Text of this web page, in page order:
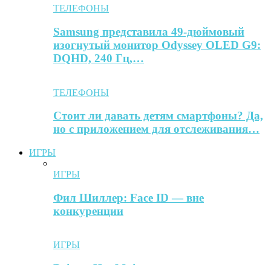
ТЕЛЕФОНЫ
Samsung представила 49-дюймовый
изогнутый монитор Odyssey OLED G9:
DQHD, 240 Гц,…
ТЕЛЕФОНЫ
Стоит ли давать детям смартфоны? Да,
но с приложением для отслеживания…
ИГРЫ
ИГРЫ
Фил Шиллер: Face ID — вне
конкуренции
ИГРЫ